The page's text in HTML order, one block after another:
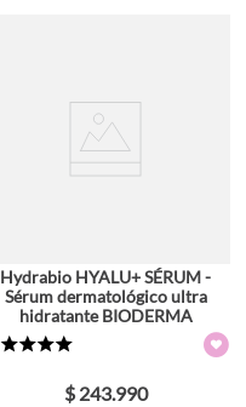
Hydrabio HYALU+ SÉRUM -
Sérum dermatológico ultra
hidratante BIODERMA
$ 243.990